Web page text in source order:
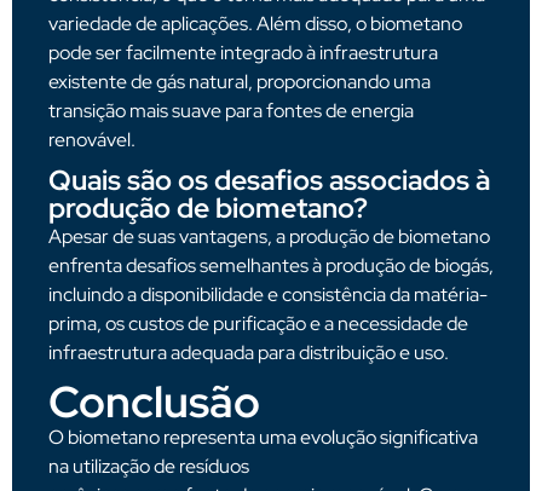
variedade de aplicações. Além disso, o biometano
pode ser facilmente integrado à infraestrutura
existente de gás natural, proporcionando uma
transição mais suave para fontes de energia
renovável.
Quais são os desafios associados à
produção de biometano?
Apesar de suas vantagens, a produção de biometano
enfrenta desafios semelhantes à produção de biogás,
incluindo a disponibilidade e consistência da matéria-
prima, os custos de purificação e a necessidade de
infraestrutura adequada para distribuição e uso.
Conclusão
O biometano representa uma evolução significativa
na utilização de resíduos